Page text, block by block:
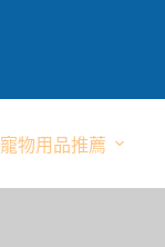
寵物用品推薦